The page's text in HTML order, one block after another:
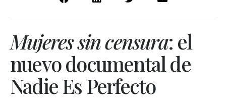
Mujeres sin censura: el
nuevo documental de
Nadie Es Perfecto